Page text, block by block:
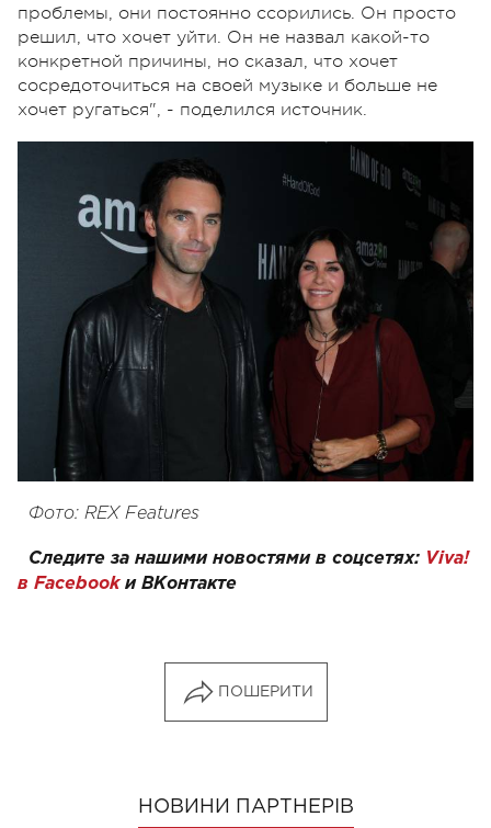
проблемы, они постоянно ссорились. Он просто
решил, что хочет уйти. Он не назвал какой-то
конкретной причины, но сказал, что хочет
сосредоточиться на своей музыке и больше не
хочет ругаться", - поделился источник.
Фото: REX Features
Следите за нашими новостями в соцсетях: Viva!
в Facebookи ВКонтакте
ПОШЕРИТИ
НОВИНИ ПАРТНЕРІВ